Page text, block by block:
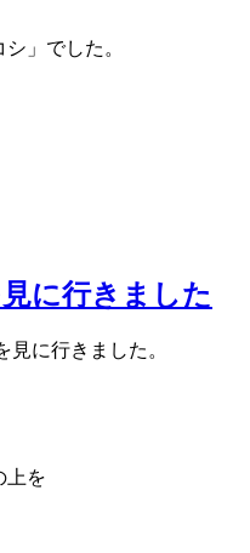
」でした。
に行きました
に行きました。
上を